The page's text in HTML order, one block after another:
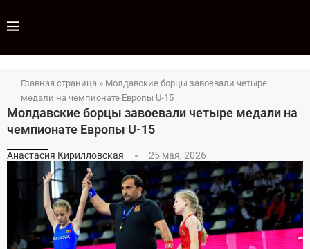
Главная страница » Молдавские борцы завоевали четыре
медали на чемпионате Европы U-15
Молдавские борцы завоевали четыре медали на
чемпионате Европы U-15
Анастасия Кирилловская 25 мая, 2026